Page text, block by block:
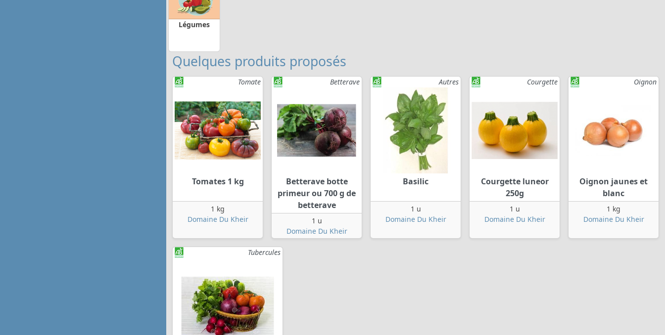
Légumes
Quelques produits proposés
Tomate
Tomates 1 kg
1 kg
Domaine Du Kheir
Betterave
Betterave botte
primeur ou 700 g de
betterave
1 u
Domaine Du Kheir
Autres
Basilic
1 u
Domaine Du Kheir
Courgette
Courgette luneor
250g
1 u
Domaine Du Kheir
Oignon
Oignon jaunes et
blanc
1 kg
Domaine Du Kheir
Tubercules